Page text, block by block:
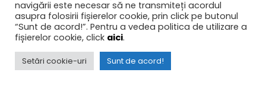
depunerii unei oferte comune, vor specifica în
acordul de asociere partea de contract pe care
urmeaza sa o execute fiecare operator
economic din asociere.
În cazul unui grup de operatori economici care
navigării este necesar să ne transmiteți acordul
asupra folosirii fișierelor cookie, prin click pe butonul
“Sunt de acord!”. Pentru a vedea politica de utilizare a
fișierelor cookie, click aici.
Setări cookie-uri Sunt de acord!